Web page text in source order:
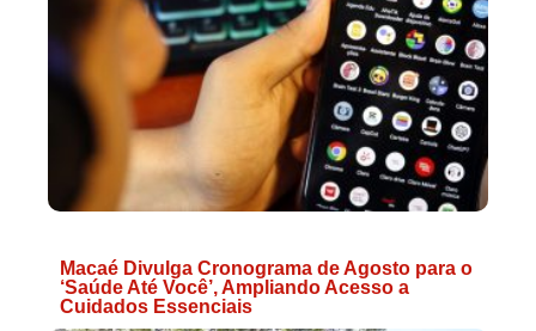
Macaé Divulga Cronograma de Agosto para o
‘Saúde Até Você’, Ampliando Acesso a
Cuidados Essenciais